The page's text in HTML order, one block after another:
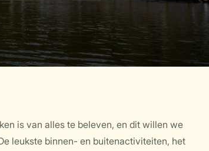
is van alles te beleven, en dit willen we
leukste binnen- en buitenactiviteiten, het